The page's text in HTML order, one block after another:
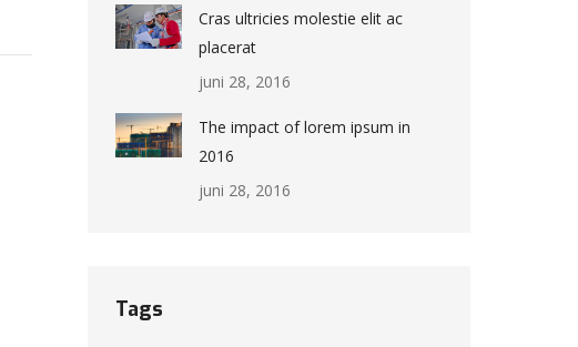
Cras ultricies molestie elit ac
placerat
juni 28, 2016
The impact of lorem ipsum in
2016
juni 28, 2016
Tags